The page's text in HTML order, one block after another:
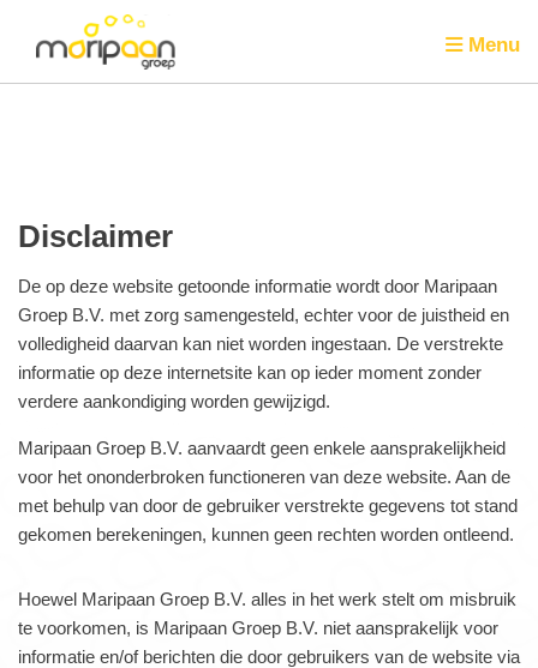
Menu
Disclaimer
De op deze website getoonde informatie wordt door Maripaan
Groep B.V. met zorg samengesteld, echter voor de juistheid en
volledigheid daarvan kan niet worden ingestaan. De verstrekte
informatie op deze internetsite kan op ieder moment zonder
verdere aankondiging worden gewijzigd.
Maripaan Groep B.V. aanvaardt geen enkele aansprakelijkheid
voor het ononderbroken functioneren van deze website. Aan de
met behulp van door de gebruiker verstrekte gegevens tot stand
gekomen berekeningen, kunnen geen rechten worden ontleend.
Hoewel Maripaan Groep B.V. alles in het werk stelt om misbruik
te voorkomen, is Maripaan Groep B.V. niet aansprakelijk voor
informatie en/of berichten die door gebruikers van de website via